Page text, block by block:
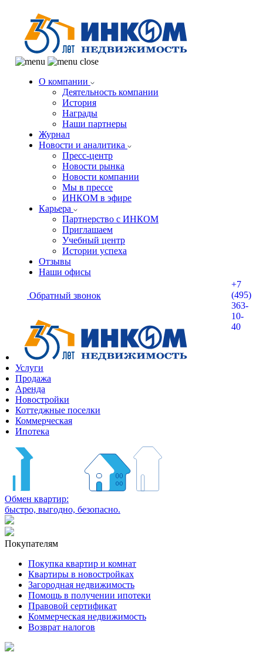
О компании
Деятельность компании
История
Награды
Наши партнеры
Журнал
Новости и аналитика
Пресс-центр
Новости рынка
Новости компании
Мы в прессе
ИНКОМ в эфире
Карьера
Партнерство с ИНКОМ
Приглашаем
Учебный центр
Истории успеха
Отзывы
Наши офисы
+7
(495)
363-
10-
40
Обратный звонок
Услуги
Продажа
Аренда
Новостройки
Коттеджные поселки
Коммерческая
Ипотека
Обмен квартир:
быстро, выгодно, безопасно.
Покупателям
Покупка квартир и комнат
Квартиры в новостройках
Загородная недвижимость
Помощь в получении ипотеки
Правовой сертификат
Коммерческая недвижимость
Возврат налогов